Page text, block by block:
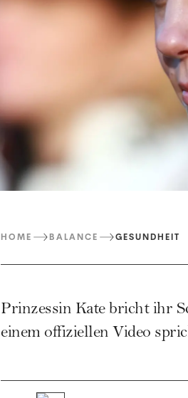
HOME BALANCE GESUNDHEIT
Prinzessin Kate bricht ihr
einem offiziellen Video